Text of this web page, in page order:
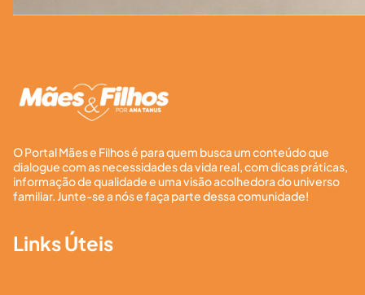
O Portal Mães e Filhos é para quem busca um conteúdo que
dialogue com as necessidades da vida real, com dicas práticas,
informação de qualidade e uma visão acolhedora do universo
familiar. Junte-se a nós e faça parte dessa comunidade!
Links Úteis